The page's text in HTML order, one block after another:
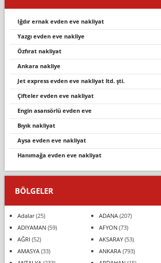
iğdır ernak evden eve nakliyat
yazgı evden eve nakliye
özfirat nakli̇yat
ankara nakliye
jet express evden eve nakli̇yat ltd. şti̇.
çi̇fteler evden eve nakli̇yat
engin asansörlü evden eve
biyik nakli̇yat
aysa evden eve nakliyat
hanımağa evden eve nakliyat
BÖLGELER
Adalar(25) ADANA(207)
ADIYAMAN(59) AFYON(73)
AĞRI (52) AKSARAY(53)
AMASYA(33) ANKARA(793)